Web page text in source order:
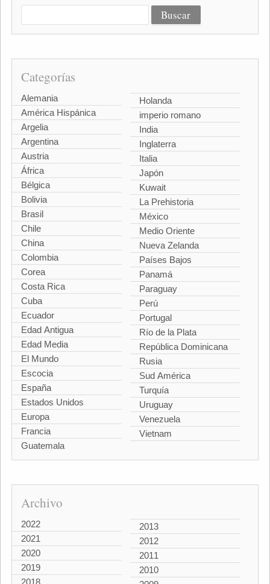
Categorías
Alemania
América Hispánica
Argelia
Argentina
Austria
África
Bélgica
Bolivia
Brasil
Chile
China
Colombia
Corea
Costa Rica
Cuba
Ecuador
Edad Antigua
Edad Media
El Mundo
Escocia
España
Estados Unidos
Europa
Francia
Guatemala
Holanda
imperio romano
India
Inglaterra
Italia
Japón
Kuwait
La Prehistoria
México
Medio Oriente
Nueva Zelanda
Países Bajos
Panamá
Paraguay
Perú
Portugal
Río de la Plata
República Dominicana
Rusia
Sud América
Turquía
Uruguay
Venezuela
Vietnam
Archivo
2022
2021
2020
2019
2013
2012
2011
2010